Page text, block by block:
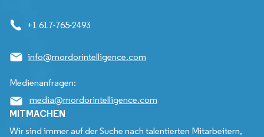
+1 617-765-2493
info@mordorintelligence.com
Medienanfragen:
media@mordorintelligence.com
MITMACHEN
Wir sind immer auf der Suche nach talentierten Mitarbeitern,